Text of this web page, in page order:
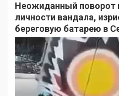
Неожиданный поворот
личности вандала,
береговую батарею в